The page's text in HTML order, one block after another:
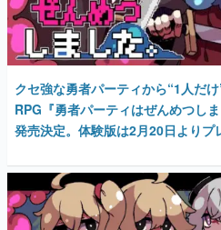
クセ強な勇者パーティから“1人だ
RPG『勇者パーティはぜんめつし
発売決定。体験版は2月20日よりプ